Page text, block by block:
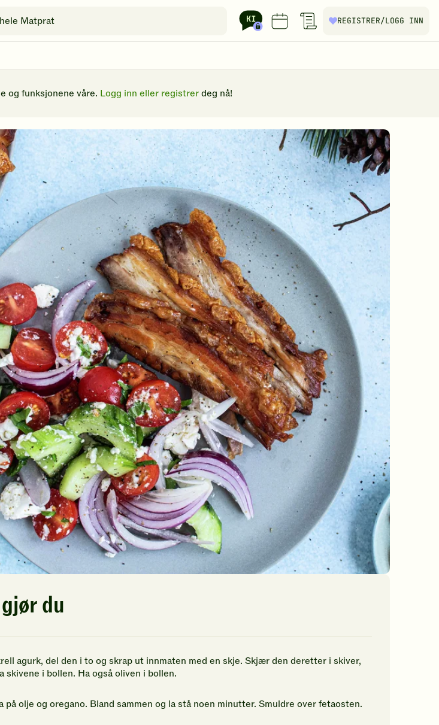
REGISTRER/LOGG INN
og funksjonene våre. Logg inn eller registrer deg nå!
du
agurk, del den i to og skrap ut innmaten med en skje. Skjær den deretter i skiver,
skivene i bollen. Ha også oliven i bollen.
på olje og oregano. Bland sammen og la stå noen minutter. Smuldre over fetaosten.